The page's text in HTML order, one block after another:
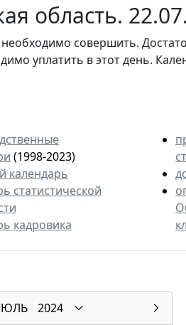
область.
необходимо совершить.
уплатить в этот день.
(1998-2023)
календарь
статистической
кадровика
2024